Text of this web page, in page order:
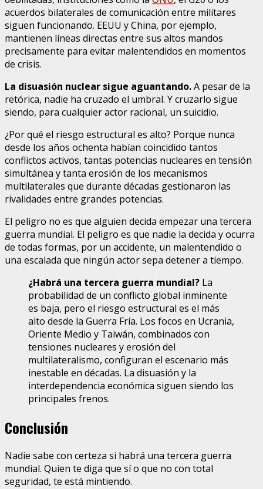
acuerdos bilaterales de comunicación entre militares
siguen funcionando. EEUU y China, por ejemplo,
mantienen líneas directas entre sus altos mandos
precisamente para evitar malentendidos en momentos
de crisis.
La disuasión nuclear sigue aguantando.A pesar de la
retórica, nadie ha cruzado el umbral. Y cruzarlo sigue
siendo, para cualquier actor racional, un suicidio.
¿Por qué el riesgo estructural es alto? Porque nunca
desde los años ochenta habían coincidido tantos
conflictos activos, tantas potencias nucleares en tensión
simultánea y tanta erosión de los mecanismos
multilaterales que durante décadas gestionaron las
rivalidades entre grandes potencias.
El peligro no es que alguien decida empezar una tercera
guerra mundial. El peligro es que nadie la decida y ocurra
de todas formas, por un accidente, un malentendido o
una escalada que ningún actor sepa detener a tiempo.
¿Habrá una tercera guerra mundial? La
probabilidad de un conflicto global inminente
es baja, pero el riesgo estructural es el más
alto desde la Guerra Fría. Los focos en Ucrania,
Oriente Medio y Taiwán, combinados con
tensiones nucleares y erosión del
multilateralismo, configuran el escenario más
inestable en décadas. La disuasión y la
interdependencia económica siguen siendo los
principales frenos.
Conclusión
Nadie sabe con certeza si habrá una tercera guerra
mundial. Quien te diga que sí o que no con total
seguridad, te está mintiendo.